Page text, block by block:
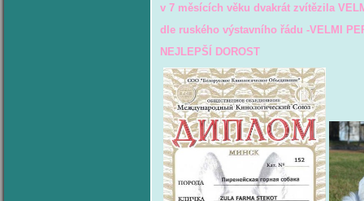
v 7 měsících věku dvakrát zvítězila
dle ruského výstavního řádu -VELMI
NEJLEPŠÍ DOROST